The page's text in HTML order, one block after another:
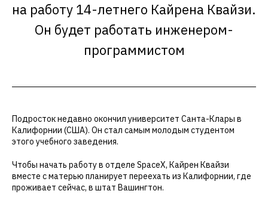
на работу 14-летнего Кайрена Квайзи.
Он будет работать инженером-
программистом
Подросток недавно окончил университет Санта-Клары в
Калифорнии (США). Он стал самым молодым студентом
этого учебного заведения.
Чтобы начать работу в отделе SpaceX, Кайрен Квайзи
вместе с матерью планирует переехать из Калифорнии, где
проживает сейчас, в штат Вашингтон.